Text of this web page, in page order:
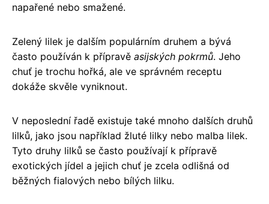
napařené nebo smažené.
Zelený lilek je dalším populárním druhem a bývá
často používán k přípravě asijských pokrmů. Jeho
chuť je trochu hořká, ale ve správném receptu
dokáže skvěle vyniknout.
V neposlední řadě existuje také mnoho dalších druhů
lilků, jako jsou například žluté lilky nebo malba lilek.
Tyto druhy lilků se často používají k přípravě
exotických jídel a jejich chuť je zcela odlišná od
běžných fialových nebo bílých lilku.